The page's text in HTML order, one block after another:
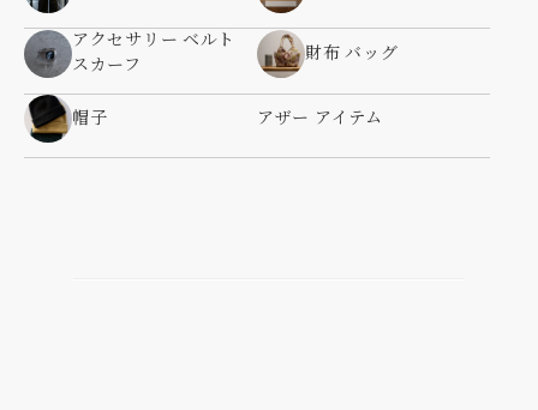
アクセサリー ベルト
スカーフ
財布 バッグ
帽子 アザー アイテム